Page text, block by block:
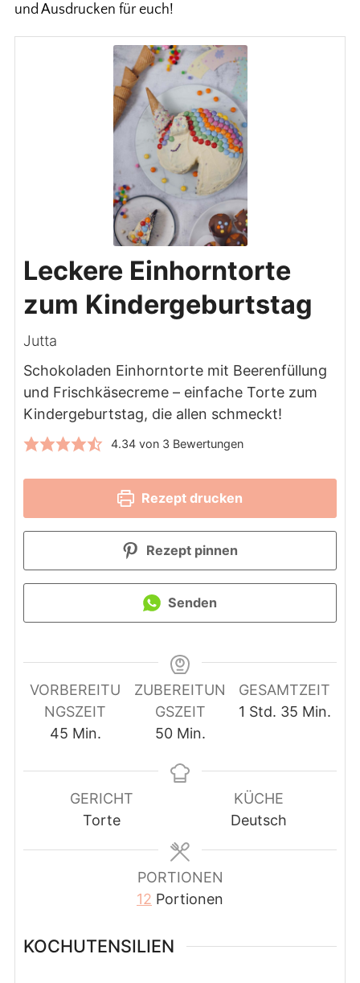
und Ausdrucken für euch!
Leckere Einhorntorte
zum Kindergeburtstag
Jutta
Schokoladen Einhorntorte mit Beerenfüllung
und Frischkäsecreme – einfache Torte zum
Kindergeburtstag, die allen schmeckt!
4.34von 3 Bewertungen
Rezept drucken
Rezept pinnen
Senden
VORBEREITU
NGSZEIT
45Minuten
Min.
ZUBEREITUN
GSZEIT
50Minuten
Min.
GESAMTZEIT
1 Stunde
Std. 35Minuten
Min.
GERICHT
Torte
KÜCHE
Deutsch
PORTIONEN
12 Portionen
KOCHUTENSILIEN